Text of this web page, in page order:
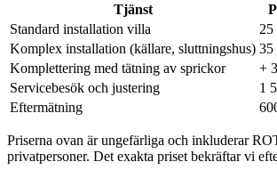
Tjänst
Standard installation villa
25
Komplex installation (källare, sluttningshus) 35
Komplettering med tätning av sprickor
+
Servicebesök och justering
1
Eftermätning
Priserna ovan är ungefärliga och inkluderar
privatpersoner. Det exakta priset bekräftar vi